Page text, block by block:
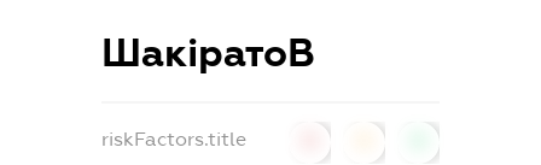
ШакіратоВ
riskFactors.title